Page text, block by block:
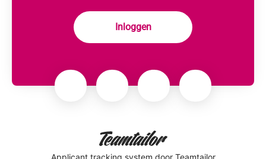
Inloggen
Applicant tracking system door Teamtailor